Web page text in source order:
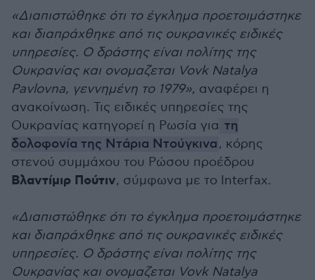
«Διαπιστώθηκε ότι το έγκλημα προετοιμάστηκε
και διαπράχθηκε από τις ουκρανικές ειδικές
υπηρεσίες. Ο δράστης είναι πολίτης της
Ουκρανίας και ονομαζεται Vovk Natalya
Pavlovna, γεννημένη το 1979», αναφέρει η
ανακοίνωση. Τις ειδικές υπηρεσίες της
Ουκρανίας κατηγορεί η Ρωσία για τη
δολοφονία της Ντάρια Ντούγκινα, κόρης
στενού συμμάχου του Ρώσου προέδρου
Βλαντίμιρ Πούτιν, σύμφωνα με το Interfax.
«Διαπιστώθηκε ότι το έγκλημα προετοιμάστηκε
και διαπράχθηκε από τις ουκρανικές ειδικές
υπηρεσίες. Ο δράστης είναι πολίτης της
Ουκρανίας και ονομαζεται Vovk Natalya